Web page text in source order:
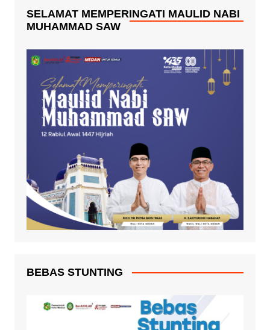
SELAMAT MEMPERINGATI MAULID NABI
MUHAMMAD SAW
BEBAS STUNTING